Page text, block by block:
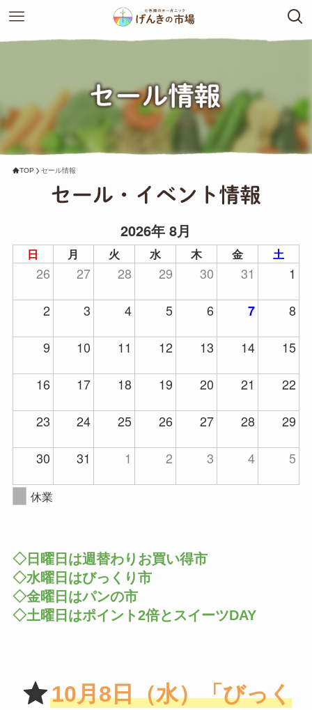
TOP セール情報
2026年 8月
日 月 火 水 木 金 土
26 27 28 29 30 31 1
2 3 4 5 6 7 8
9 10 11 12 13 14 15
16 17 18 19 20 21 22
23 24 25 26 27 28 29
30 31 1 2 3 4 5
休業
◇日曜日は週替わりお買い得市
◇水曜日はびっくり市
◇金曜日はパンの市
◇土曜日はポイント2倍とスイーツDAY
10月8日（水）「びっく